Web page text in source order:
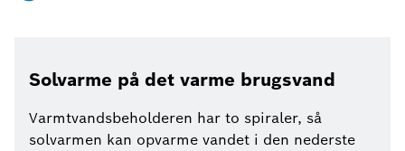
Solvarme på det varme brugsvand
Varmtvandsbeholderen har to spiraler, så
solvarmen kan opvarme vandet i den nederste